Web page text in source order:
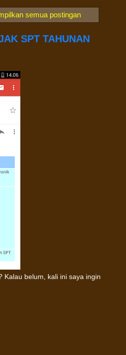
semua postingan
SPT TAHUNAN
Kalau belum, kali ini saya ingin